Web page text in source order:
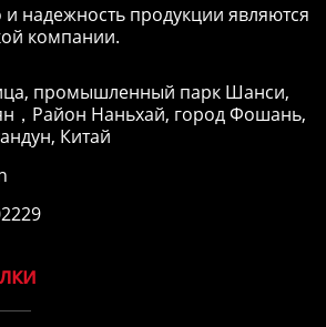
и надежность продукции являются
компании.
промышленный парк Шанси,
，Район Наньхай, город Фошань,
Китай